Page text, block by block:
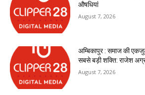
औषधियां
August 7, 2026
अम्बिकापुर : समाज की
सबसे बड़ी शक्ति: राजेश
August 7, 2026